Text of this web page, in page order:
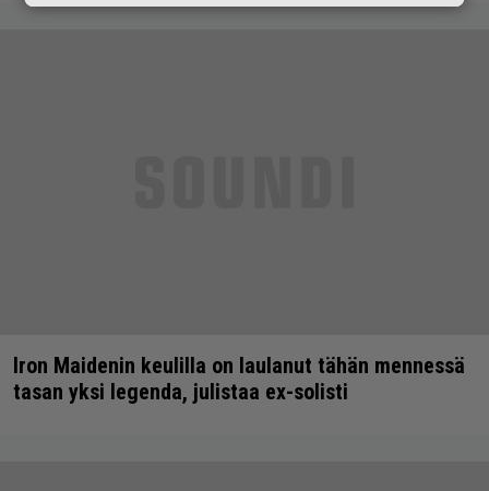
Iron Maidenin keulilla on laulanut tähän mennessä
tasan yksi legenda, julistaa ex-solisti